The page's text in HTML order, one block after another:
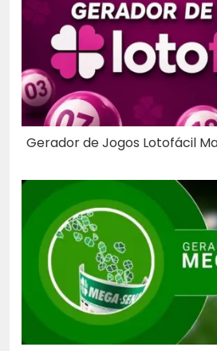
Gerador de Jogos Lotofácil